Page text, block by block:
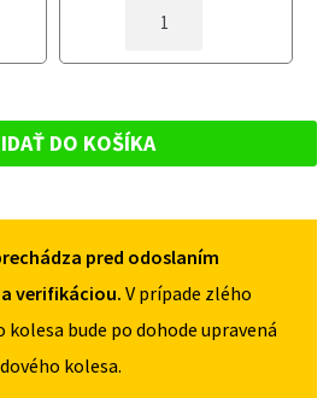
DOJAZDOVÉ
B7
2002-
5X112
DO KOŠÍKA
pred odoslaním
verifikáciou. V prípade zlého
kolesa bude po dohode upravená
kolesa.